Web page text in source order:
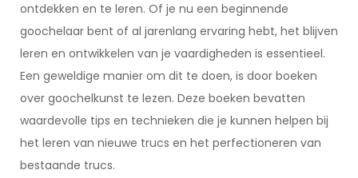
ontdekken en te leren. Of je nu een beginnende
goochelaar bent of al jarenlang ervaring hebt, het blijven
leren en ontwikkelen van je vaardigheden is essentieel.
Een geweldige manier om dit te doen, is door boeken
over goochelkunst te lezen. Deze boeken bevatten
waardevolle tips en technieken die je kunnen helpen bij
het leren van nieuwe trucs en het perfectioneren van
bestaande trucs.